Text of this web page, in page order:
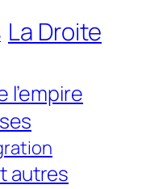
La Droite
l'empire
autres